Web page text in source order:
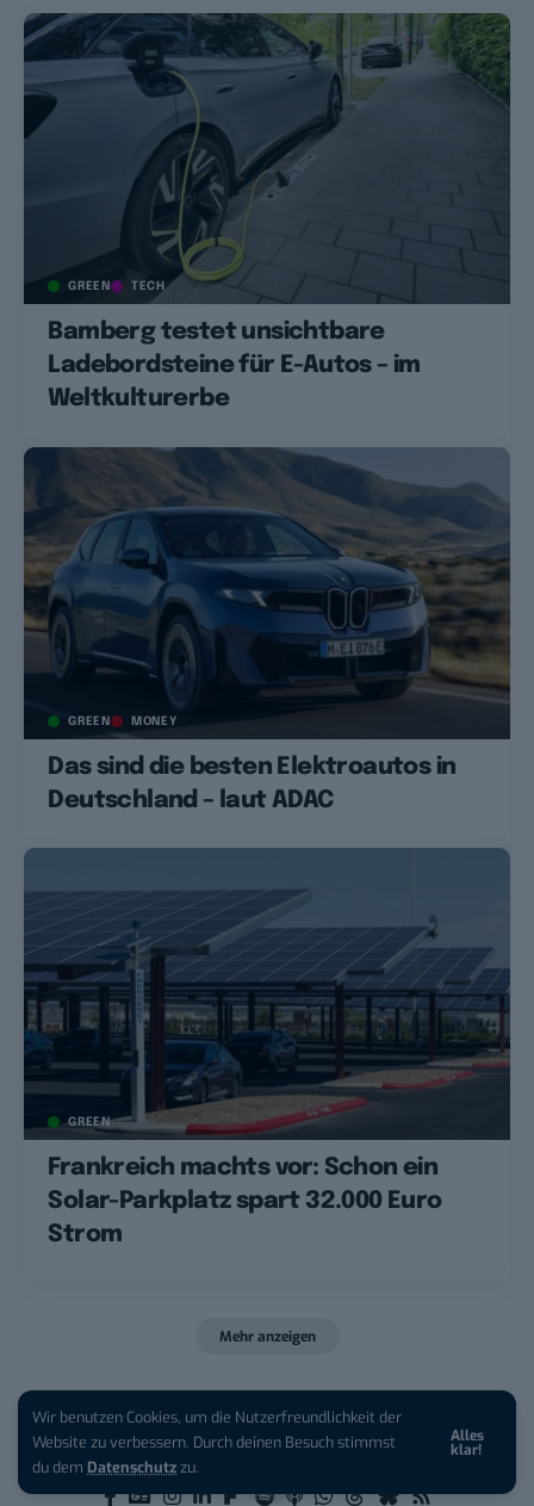
Wir benutzen Cookies, um die Nutzerfreundlichkeit der
Website zu verbessern. Durch deinen Besuch stimmst
du dem Datenschutzzu.
Alles
klar!
GREEN TECH
Bamberg testet unsichtbare
Ladebordsteine für E-Autos – im
Weltkulturerbe
GREEN MONEY
Das sind die besten Elektroautos in
Deutschland – laut ADAC
GREEN
Frankreich machts vor: Schon ein
Solar-Parkplatz spart 32.000 Euro
Strom
Mehr anzeigen
iPhone 17 Pro sichern:Für 1 € +
200 € Hardware-Bonus!
Anzeige